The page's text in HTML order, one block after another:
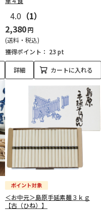
4.0 （1）
2,380円
(送料・税込)
獲得ポイント： 23 pt
詳細 カートに入れる
＜お中元＞島原手延素麺３ｋｇ
【古（ひね）】